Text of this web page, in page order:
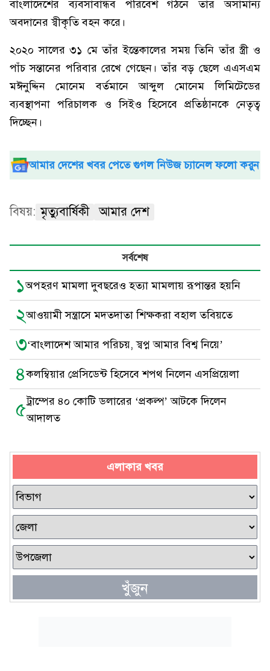
বাংলাদেশের ব্যবসাবান্ধব পরিবেশ গঠনে তাঁর অসামান্য
অবদানের স্বীকৃতি বহন করে।
২০২০ সালের ৩১ মে তাঁর ইন্তেকালের সময় তিনি তাঁর স্ত্রী ও
পাঁচ সন্তানের পরিবার রেখে গেছেন। তাঁর বড় ছেলে এএসএম
মঈনুদ্দিন মোনেম বর্তমানে আব্দুল মোনেম লিমিটেডের
ব্যবস্থাপনা পরিচালক ও সিইও হিসেবে প্রতিষ্ঠানকে নেতৃত্ব
দিচ্ছেন।
আমার দেশের খবর পেতে গুগল নিউজ চ্যানেল ফলো করুন
বিষয়: মৃত্যুবার্ষিকী আমার দেশ
সর্বশেষ
১অপহরণ মামলা দুবছরেও হত্যা মামলায় রূপান্তর হয়নি
২আওয়ামী সন্ত্রাসে মদতদাতা শিক্ষকরা বহাল তবিয়তে
৩‘বাংলাদেশ আমার পরিচয়, স্বপ্ন আমার বিশ্ব নিয়ে’
৪কলম্বিয়ার প্রেসিডেন্ট হিসেবে শপথ নিলেন এসপ্রিয়েলা
৫ট্রাম্পের ৪০ কোটি ডলারের ‘প্রকল্প’ আটকে দিলেন
আদালত
এলাকার খবর
খুঁজুন